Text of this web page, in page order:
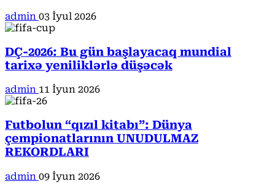
admin 03 İyul 2026
DÇ-2026: Bu gün başlayacaq mundial
tarixə yeniliklərlə düşəcək
admin 11 İyun 2026
Futbolun “qızıl kitabı”: Dünya
çempionatlarının UNUDULMAZ
REKORDLARI
admin 09 İyun 2026